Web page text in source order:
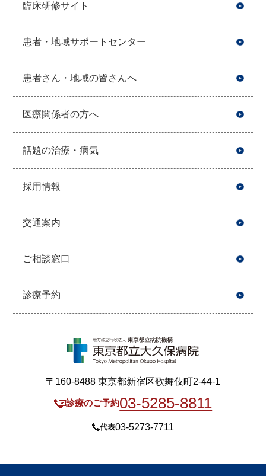
臨床研修サイト
患者・地域サポートセンター
患者さん・地域の皆さんへ
医療関係者の方へ
話題の治療・病気
採用情報
交通案内
ご相談窓口
診療予約
〒160-8488 東京都新宿区歌舞伎町2-44-1
診療のご予約03-5285-8811
代表03-5273-7711